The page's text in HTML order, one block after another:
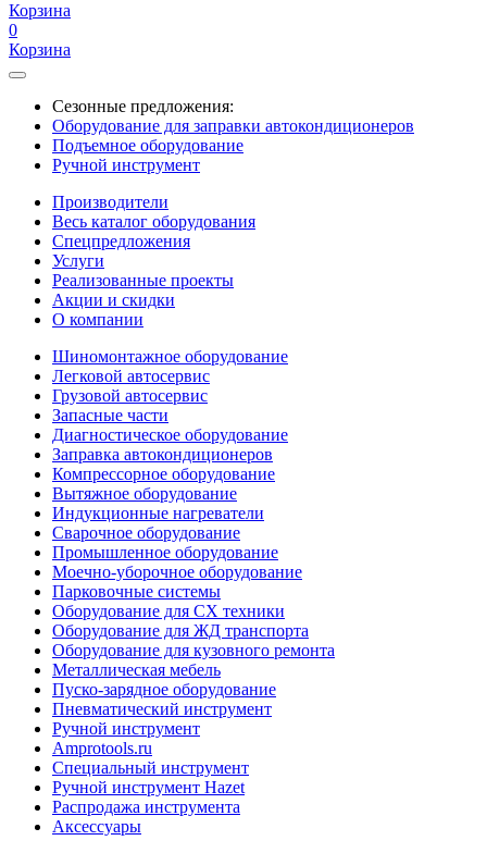
Корзина
0
Корзина
Сезонные предложения:
Оборудование для заправки автокондиционеров
Подъемное оборудование
Ручной инструмент
Производители
Весь каталог оборудования
Спецпредложения
Услуги
Реализованные проекты
Акции и скидки
О компании
Шиномонтажное оборудование
Легковой автосервис
Грузовой автосервис
Запасные части
Диагностическое оборудование
Заправка автокондиционеров
Компрессорное оборудование
Вытяжное оборудование
Индукционные нагреватели
Сварочное оборудование
Промышленное оборудование
Моечно-уборочное оборудование
Парковочные системы
Оборудование для СХ техники
Оборудование для ЖД транспорта
Оборудование для кузовного ремонта
Металлическая мебель
Пуско-зарядное оборудование
Пневматический инструмент
Ручной инструмент
Amprotools.ru
Специальный инструмент
Ручной инструмент Hazet
Распродажа инструмента
Аксессуары